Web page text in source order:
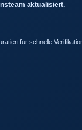
aktualisiert.
fur schnelle